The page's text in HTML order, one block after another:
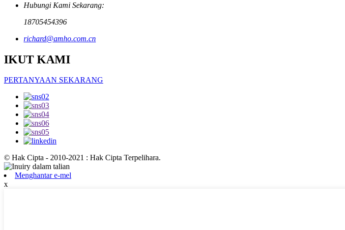
Hubungi Kami Sekarang:
18705454396
richard@amho.com.cn
IKUT KAMI
PERTANYAAN SEKARANG
© Hak Cipta - 2010-2021 : Hak Cipta Terpelihara.
Menghantar e-mel
x